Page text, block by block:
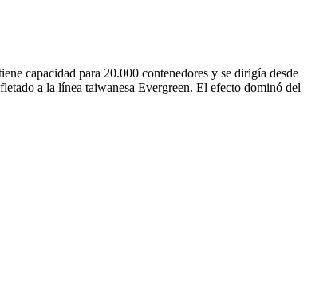
capacidad para 20.000 contenedores y se dirigía desde
a la línea taiwanesa Evergreen. El efecto dominó del